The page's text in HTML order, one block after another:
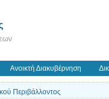
Ανοικτή Διακυβέρνηση
Περιβάλλοντος